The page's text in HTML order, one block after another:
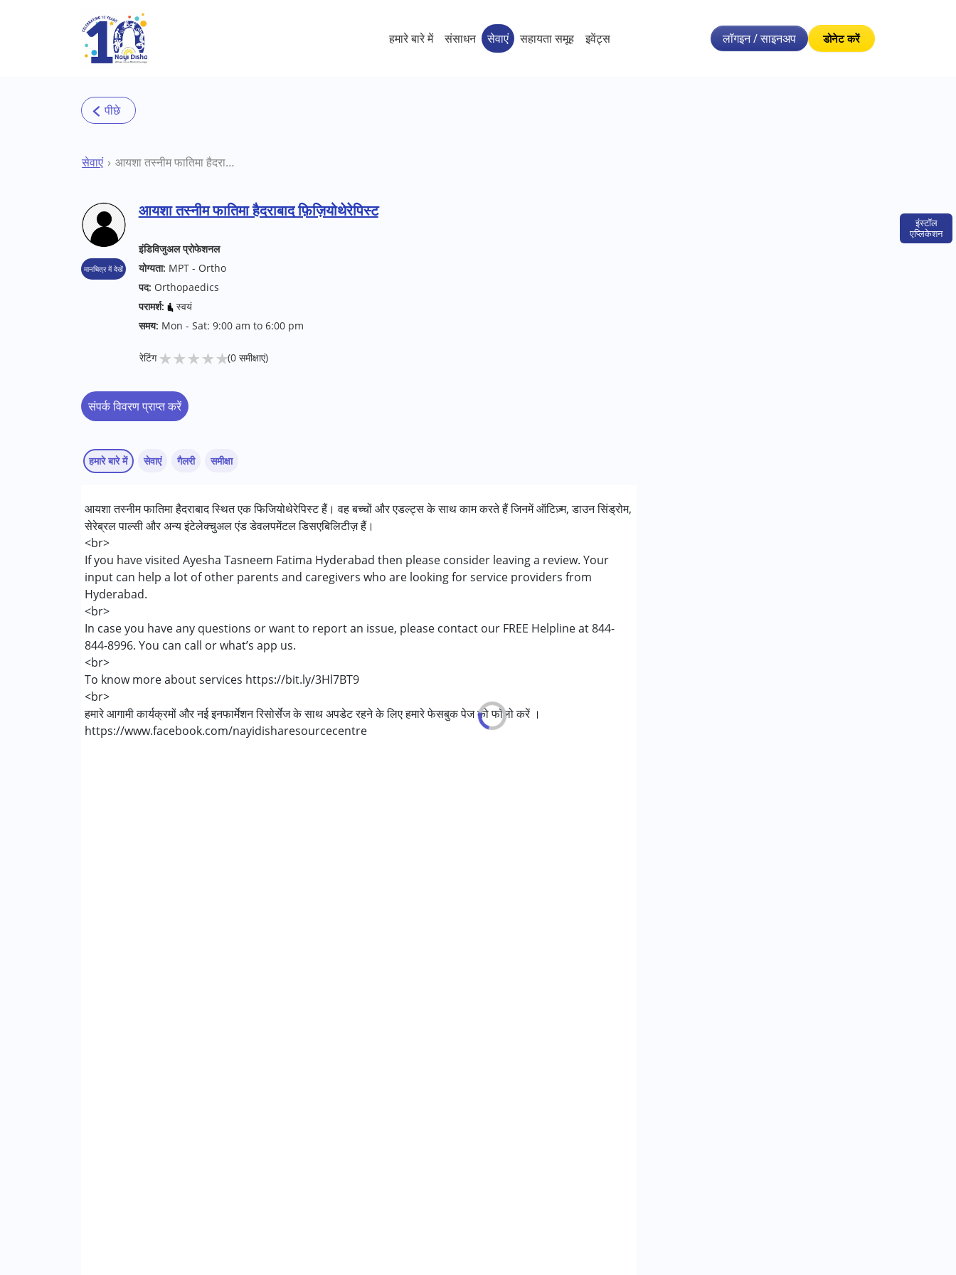
Skip to main content
इंस्टॉल
एप्लिकेशन
हमारे बारे में संसाधन सेवाएं सहायता समूह इवेंट्स लॉगइन / साइनअप डोनेट करें
सेवाएं आयशा तस्नीम फातिमा हैदराबाद फ़िज़ियोथेरेपिस्ट
मानचित्र में देखें
आयशा तस्नीम फातिमा हैदराबाद फ़िज़ियोथेरेपिस्ट
इंडिविजुअल प्रोफेशनल
योग्यता: MPT - Ortho
पद: Orthopaedics
परामर्श:
स्वयं
समय: Mon - Sat: 9:00 am to 6:00 pm
रेटिंग ★★★★★(0 समीक्षाएं)
संपर्क विवरण प्राप्त करें
हमारे बारे में
आयशा तस्नीम फातिमा हैदराबाद स्थित एक फिजियोथेरेपिस्ट हैं। वह बच्चों और एडल्ट्स के साथ काम करते हैं जिनमें ऑटिज़्म, डाउन सिंड्रोम,
सेरेब्रल पाल्सी और अन्य इंटेलेक्चुअल एंड डेवलपमेंटल डिसएबिलिटीज़ हैं।
<br>
If you have visited Ayesha Tasneem Fatima Hyderabad then please consider leaving a review. Your
input can help a lot of other parents and caregivers who are looking for service providers from
Hyderabad.
<br>
In case you have any questions or want to report an issue, please contact our FREE Helpline at 844-
844-8996. You can call or what’s app us.
<br>
To know more about services https://bit.ly/3Hl7BT9
<br>
हमारे आगामी कार्यक्रमों और नई इनफार्मेशन रिसोर्सेज के साथ अपडेट रहने के लिए हमारे फेसबुक पेज को फॉलो करें ।
https://www.facebook.com/nayidisharesourcecentre
सेवाएं
फिजियोथेरेपी
निम्नलिखित विकलांगता संबंधित सेवाएं उपलब्ध :
सेरब्रल पाल्सी (सी पी )
मल्टिपल डिसेबिलिटीज़ (एमडी)
आयु वर्ग :
गैलरी समीक्षा